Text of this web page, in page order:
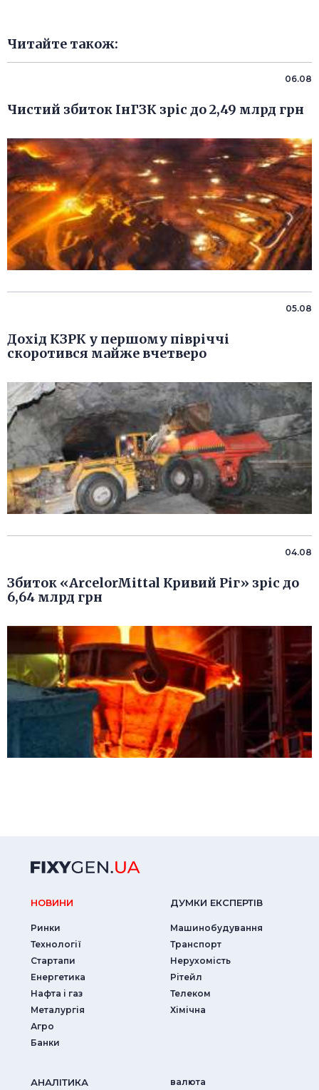
Читайте також:
06.08
Чистий збиток ІнГЗК зріс до 2,49 млрд грн
05.08
Дохід КЗРК у першому півріччі
скоротився майже вчетверо
04.08
Збиток «ArcelorMittal Кривий Ріг» зріс до
6,64 млрд грн
НОВИНИ
Ринки
Технології
Стартапи
Енергетика
Нафта і газ
Металургія
Агро
Банки
ДУМКИ ЕКСПЕРТIВ
Машинобудування
Транспорт
Нерухомість
Рітейл
Телеком
Хімічна
АНАЛIТИКА валюта